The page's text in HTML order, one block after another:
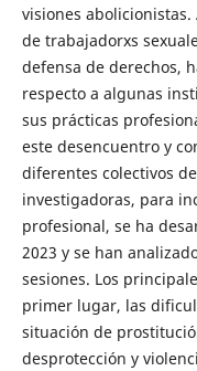
visiones
de trabajadorxs
defensa de derechos,
respecto a algunas
sus prácticas
este desencuentro y
diferentes colectivos
investigadoras, para
profesional, se ha
2023 y se han
sesiones. Los
primer lugar, las
situación de
desprotección y